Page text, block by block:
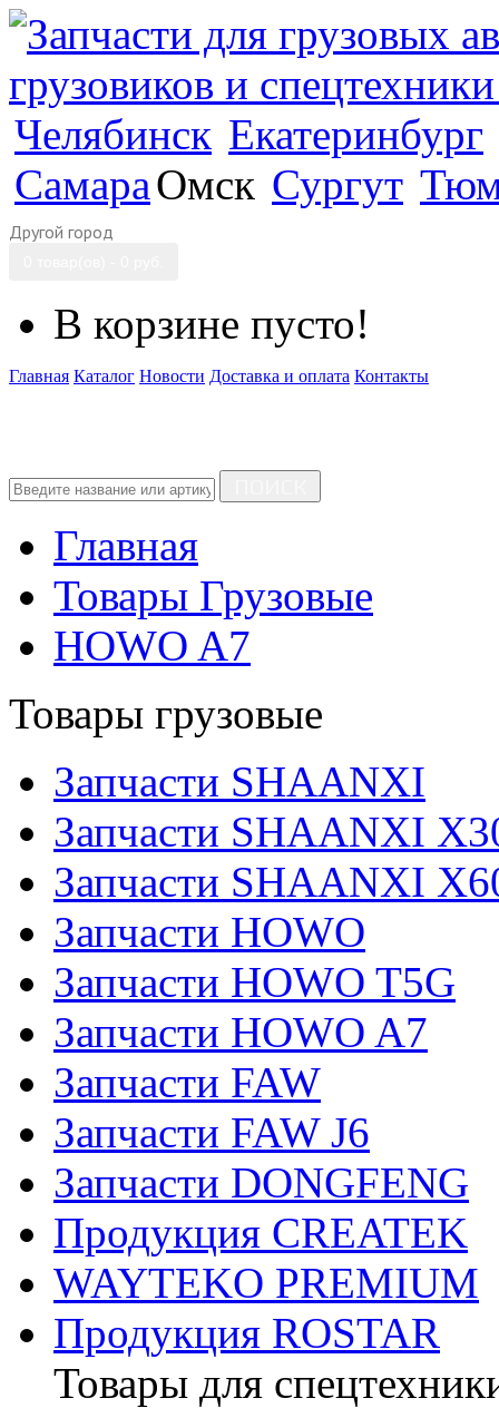
Челябинск Екатеринбург
СамараОмск Сургут
Другой город
В корзине пусто!
Главная Каталог Новости Доставка и оплата Контакты
Главная
Товары Грузовые
HOWO A7
Товары грузовые
Запчасти SHAANXI
Запчасти SHAANXI
Запчасти SHAANXI
Запчасти HOWO
Запчасти HOWO T5G
Запчасти HOWO A7
Запчасти FAW
Запчасти FAW J6
Запчасти DONGFENG
Продукция CREATEK
WAYTEKO PREMIUM
Продукция ROSTAR
Товары для